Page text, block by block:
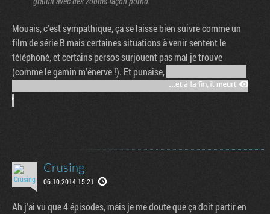
Mouais, c'est sympathique, ça se laisse bien suivre comme un
film de série B mais certaines situations à venir sentent le
téléphoné, et certains persos surjouent pas mal je trouve
(comme le gamin m'énerve !). Et punaise,
Crusing
06.10.2014 15:21
Ah j'ai vu que 4 épisodes, mais je me doute que ça doit partir en